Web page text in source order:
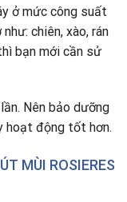
ở mức công suất
chiên, xào, rán
bạn mới cần sử
Nên bảo dưỡng
hoạt động tốt hơn.
MÙI ROSIERES